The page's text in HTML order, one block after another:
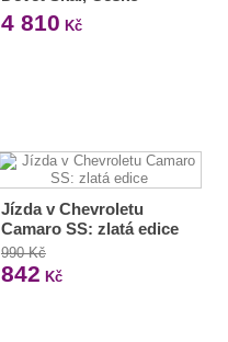
4 810 Kč
Jízda v Chevroletu
Camaro SS: zlatá edice
990 Kč
842 Kč